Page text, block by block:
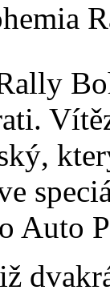
Auto